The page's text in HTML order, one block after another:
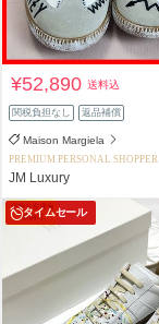
¥52,890送料込
関税負担なし 返品補償
Maison Margiela
PREMIUM PERSONAL SHOPPER
JM Luxury
タイムセール